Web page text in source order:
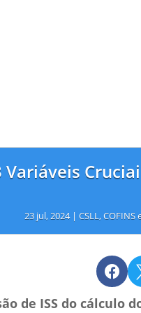
Variáveis
23 jul, 2024| CSLL, COFINS

de ISS do cálculo